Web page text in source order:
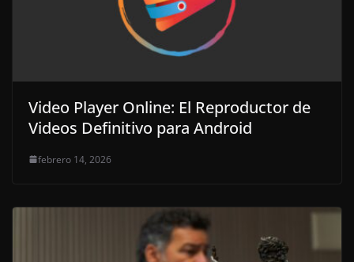
Video Player Online: El Reproductor de
Videos Definitivo para Android
febrero 14, 2026